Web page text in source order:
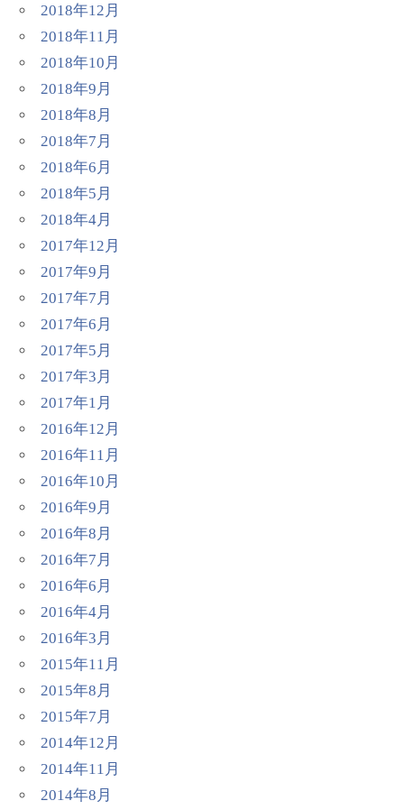
2018年12月
2018年11月
2018年10月
2018年9月
2018年8月
2018年7月
2018年6月
2018年5月
2018年4月
2017年12月
2017年9月
2017年7月
2017年6月
2017年5月
2017年3月
2017年1月
2016年12月
2016年11月
2016年10月
2016年9月
2016年8月
2016年7月
2016年6月
2016年4月
2016年3月
2015年11月
2015年8月
2015年7月
2014年12月
2014年11月
2014年8月